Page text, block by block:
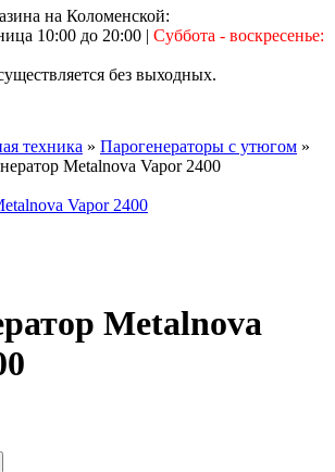
на Коломенской:
10:00 до 20:00 | Суббота - воскресенье:
без выходных.
техника » Парогенераторы с утюгом »
Metalnova Vapor 2400
Metalnova